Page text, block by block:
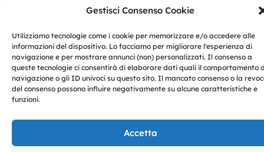
Gestisci Consenso Cookie
Utilizziamo tecnologie come i cookie per memorizzare e/o accedere alle
informazioni del dispositivo. Lo facciamo per migliorare l'esperienza di
navigazione e per mostrare annunci (non) personalizzati. Il consenso a
queste tecnologie ci consentirà di elaborare dati quali il comportamento
navigazione o gli ID univoci su questo sito. Il mancato consenso o la
del consenso possono influire negativamente su alcune caratteristiche e
funzioni.
Accetta
Privacy Policy|Cookie Policy
Organizzativo 231|Codice Etico|Informativa
GDPR |Whistleblowing